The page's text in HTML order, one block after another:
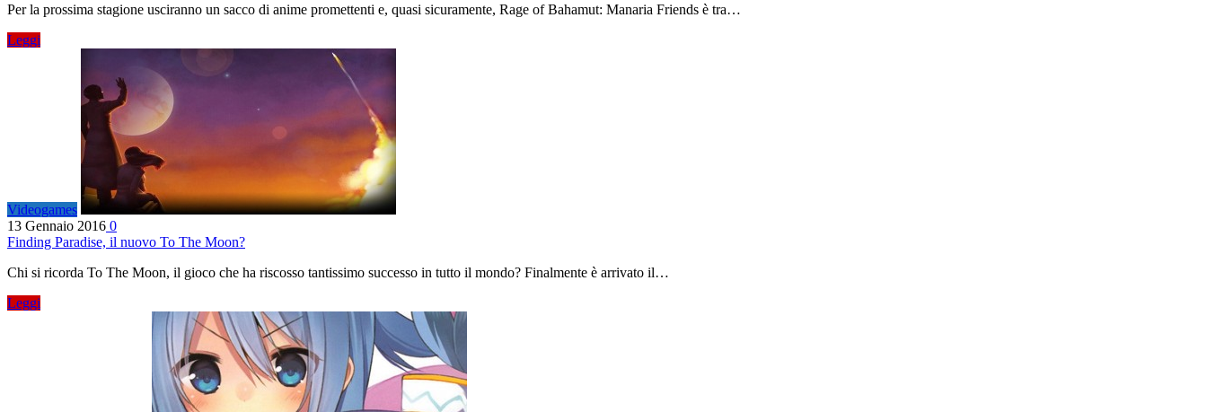
Per la prossima stagione usciranno un sacco di anime promettenti e, quasi sicuramente, Rage of Bahamut: Manaria Friends è tra…
Leggi
Videogames
13 Gennaio 2016 0
Finding Paradise, il nuovo To The Moon?
Chi si ricorda To The Moon, il gioco che ha riscosso tantissimo successo in tutto il mondo? Finalmente è arrivato il…
Leggi